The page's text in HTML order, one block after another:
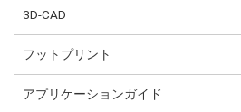
3D-CAD
フットプリント
アプリケーションガイド